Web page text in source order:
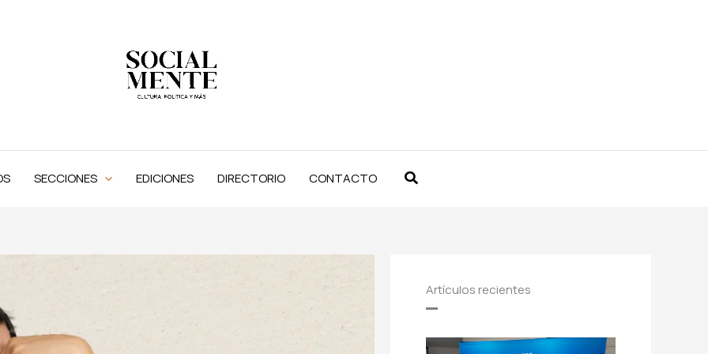
SECCIONES EDICIONES DIRECTORIO CONTACTO Buscar
Artículos recientes